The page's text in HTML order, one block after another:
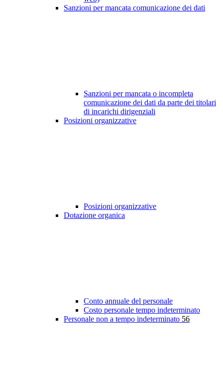
Sanzioni per mancata comunicazione dei dati
Sanzioni per mancata o incompleta
comunicazione dei dati da parte dei titolari
di incarichi dirigenziali
Posizioni organizzative
Posizioni organizzative
Dotazione organica
Conto annuale del personale
Costo personale tempo indeterminato
Personale non a tempo indeterminato 56